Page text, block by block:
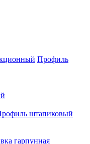
Профиль
штапиковый
гарпунная